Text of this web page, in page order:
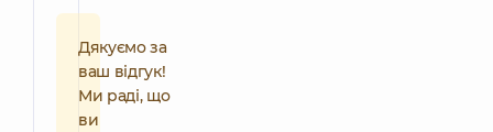
Дякуємо за
ваш відгук!
Ми раді, що
ви